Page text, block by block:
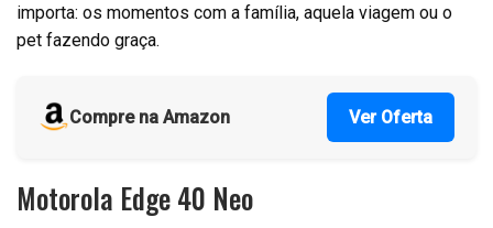
importa: os momentos com a família, aquela viagem ou o
pet fazendo graça.
Compre na Amazon Ver Oferta
Motorola Edge 40 Neo